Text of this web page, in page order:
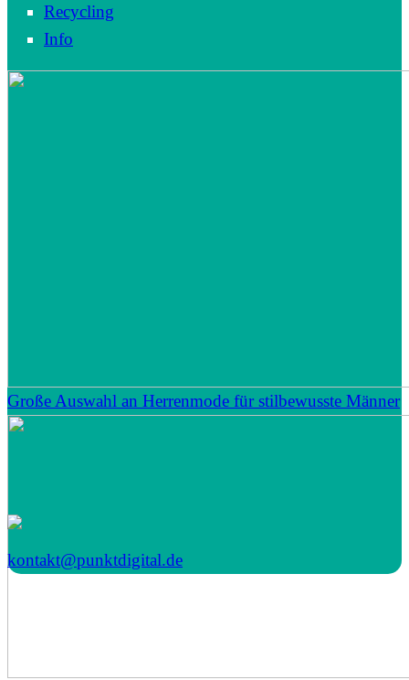
Recycling
Info
Große Auswahl an Herrenmode für stilbewusste Männer
kontakt@punktdigital.de